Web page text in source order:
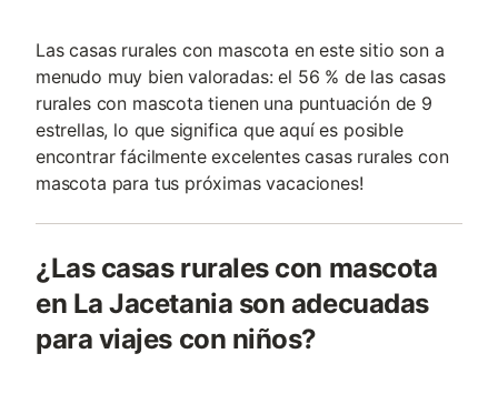
Las casas rurales con mascota en este sitio son a
menudo muy bien valoradas: el 56 % de las casas
rurales con mascota tienen una puntuación de 9
estrellas, lo que significa que aquí es posible
encontrar fácilmente excelentes casas rurales con
mascota para tus próximas vacaciones!
¿Las casas rurales con mascota
en La Jacetania son adecuadas
para viajes con niños?